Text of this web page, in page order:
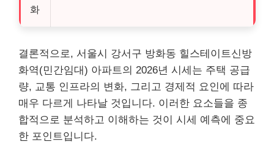
화
결론적으로, 서울시 강서구 방화동 힐스테이트신방
화역(민간임대) 아파트의 2026년 시세는 주택 공급
량, 교통 인프라의 변화, 그리고 경제적 요인에 따라
매우 다르게 나타날 것입니다. 이러한 요소들을 종
합적으로 분석하고 이해하는 것이 시세 예측에 중요
한 포인트입니다.